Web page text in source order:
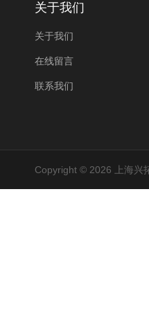
关于我们
关于我们
在线留言
联系我们
Copyright © 2026 上海兴